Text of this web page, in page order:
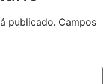
publicado. Campos